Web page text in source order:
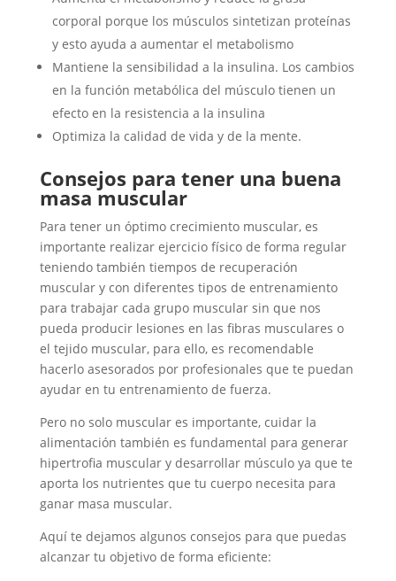
corporal porque los músculos sintetizan proteínas
y esto ayuda a aumentar el metabolismo
Mantiene la sensibilidad a la insulina. Los cambios
en la función metabólica del músculo tienen un
efecto en la resistencia a la insulina
Optimiza la calidad de vida y de la mente.
Consejos para tener una buena
masa muscular
Para tener un óptimo crecimiento muscular, es
importante realizar ejercicio físico de forma regular
teniendo también tiempos de recuperación
muscular y con diferentes tipos de entrenamiento
para trabajar cada grupo muscular sin que nos
pueda producir lesiones en las fibras musculares o
el tejido muscular, para ello, es recomendable
hacerlo asesorados por profesionales que te puedan
ayudar en tu entrenamiento de fuerza.
Pero no solo muscular es importante, cuidar la
alimentación también es fundamental para generar
hipertrofia muscular y desarrollar músculo ya que te
aporta los nutrientes que tu cuerpo necesita para
ganar masa muscular.
Aquí te dejamos algunos consejos para que puedas
alcanzar tu objetivo de forma eficiente: